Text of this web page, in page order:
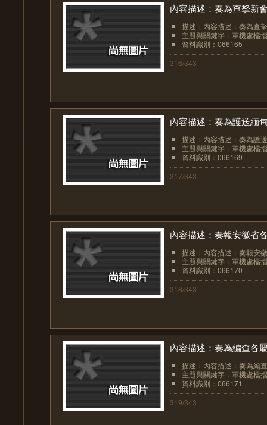
內容描述：奏為查拏新
描述：內容描述：奏為查
主題與關鍵字：軍機處檔
資料識別：066165
316/343
內容描述：奏為護送緬
描述：內容描述：奏為護
主題與關鍵字：軍機處檔
資料識別：066169
317/343
內容描述：奏報安徽省
描述：內容描述：奏報安
主題與關鍵字：軍機處檔
資料識別：066170
318/343
內容描述：奏為編查各
描述：內容描述：奏為編
主題與關鍵字：軍機處檔
資料識別：066171
319/343